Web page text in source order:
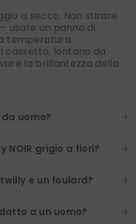
a secco. Non stirare
usare un panno di
temperatura.
cassetto, lontano da
la brillantezza della
uomo? +
NOIR grigio a fiori? +
e un foulard? +
a un uomo? +